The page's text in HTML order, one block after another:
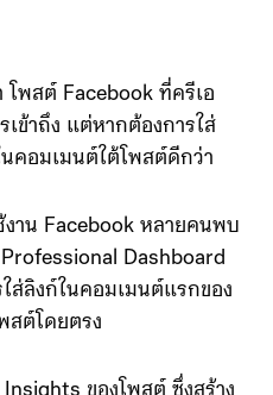
โพสต์ Facebook ที่ครีเอ
เข้าถึง แต่หากต้องการใส่
คอมเมนต์ใต้โพสต์ดีกว่า
าน Facebook หลายคนพบ
Dashboard
ใส่ลิงก์ในคอมเมนต์แรกของ
สต์โดยตรง
ของโพสต์ ซึ่งสร้าง